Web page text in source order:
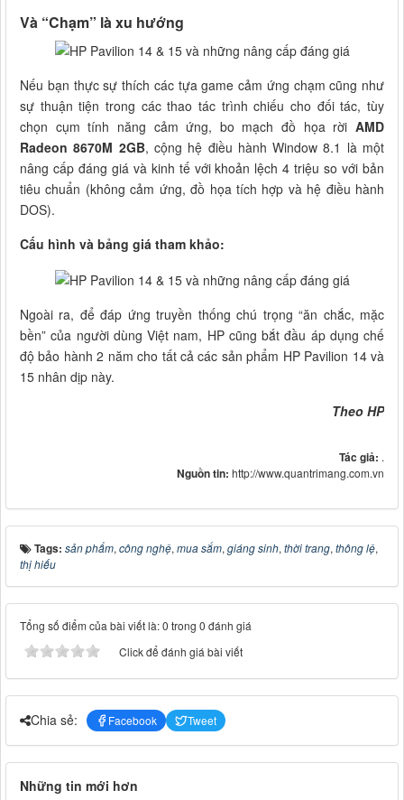
Và “Chạm” là xu hướng
Nếu bạn thực sự thích các tựa game cảm ứng chạm cũng như
sự thuận tiện trong các thao tác trình chiếu cho đối tác, tùy
chọn cụm tính năng cảm ứng, bo mạch đồ họa rời AMD
Radeon 8670M 2GB, cộng hệ điều hành Window 8.1 là một
nâng cấp đáng giá và kinh tế với khoản lệch 4 triệu so với bản
tiêu chuẩn (không cảm ứng, đồ họa tích hợp và hệ điều hành
DOS).
Cấu hình và bảng giá tham khảo:
Ngoài ra, để đáp ứng truyền thống chú trọng “ăn chắc, mặc
bền” của người dùng Việt nam, HP cũng bắt đầu áp dụng chế
độ bảo hành 2 năm cho tất cả các sản phẩm HP Pavilion 14 và
15 nhân dịp này.
Theo HP
Tác giả: .
Nguồn tin: http://www.quantrimang.com.vn
Tags: sản phẩm, công nghệ, mua sắm, giáng sinh, thời trang, thông lệ,
thị hiếu
Tổng số điểm của bài viết là: 0 trong 0 đánh giá
Click để đánh giá bài viết
Chia sẻ: Facebook Tweet
Những tin mới hơn